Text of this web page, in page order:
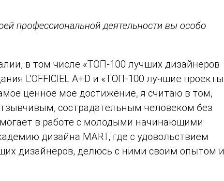
профессиональной деятельности вы особо
в том числе «ТОП-100 лучших дизайнеров
L’OFFICIEL A+D и «ТОП-100 лучшие проекты
ценное мое достижение, я считаю в том,
сострадательным человеком без
в работе с молодыми начинающими
дизайна MART, где с удовольствием
дизайнеров, делюсь с ними своим опытом и